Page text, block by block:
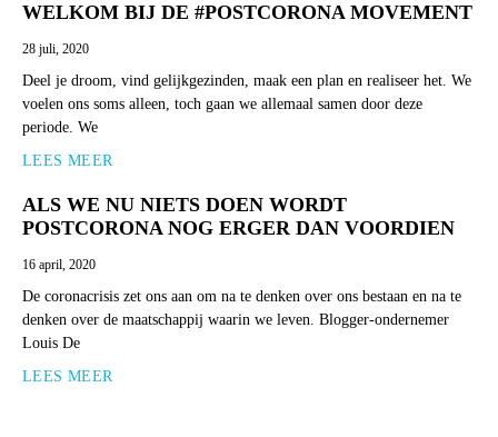
WELKOM BIJ DE #POSTCORONA MOVEMENT
28 juli, 2020
Deel je droom, vind gelijkgezinden, maak een plan en realiseer het. We
voelen ons soms alleen, toch gaan we allemaal samen door deze
periode. We
LEES MEER
ALS WE NU NIETS DOEN WORDT
POSTCORONA NOG ERGER DAN VOORDIEN
16 april, 2020
De coronacrisis zet ons aan om na te denken over ons bestaan en na te
denken over de maatschappij waarin we leven. Blogger-ondernemer
Louis De
LEES MEER